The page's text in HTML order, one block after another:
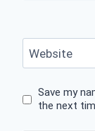
Website
Save my
the next